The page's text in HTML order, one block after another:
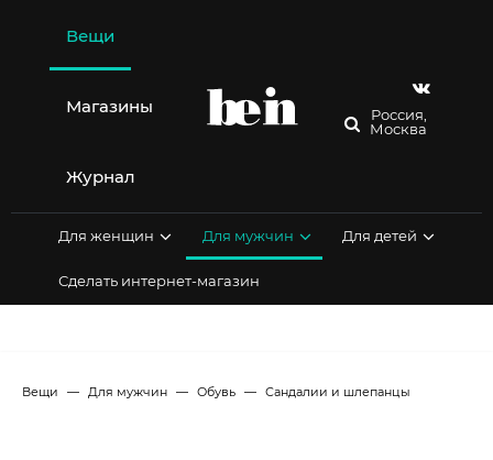
содержимому
Вещи
Магазины
Журнал
Россия,
Москва
Для женщин Для мужчин Для детей
Сделать интернет-магазин
Вещи Для мужчин Обувь Сандалии и шлепанцы